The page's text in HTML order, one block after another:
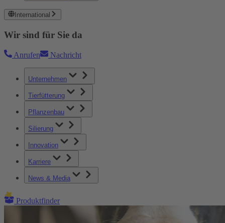
International
Wir sind für Sie da
Anrufen Nachricht
Unternehmen
Tierfütterung
Pflanzenbau
Silierung
Innovation
Karriere
News & Media
Produktfinder